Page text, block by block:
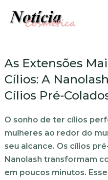
As Extensões
Cílios: A
Cílios Pré-
O sonho de ter cílios
mulheres ao redor do
seu alcance. Os cílios
Nanolash transformam
em poucos minutos.